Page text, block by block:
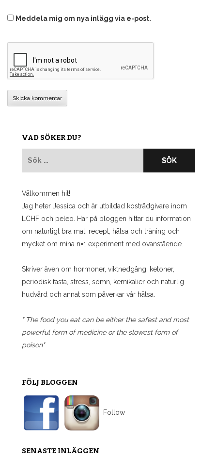
Meddela mig om nya inlägg via e-post.
VAD SÖKER DU?
Välkommen hit!
Jag heter Jessica och är utbildad kostrådgivare inom
LCHF och peleo. Här på bloggen hittar du information
om naturligt bra mat, recept, hälsa och träning och
mycket om mina n=1 experiment med ovanstående.
Skriver även om hormoner, viktnedgång, ketoner,
periodisk fasta, stress, sömn, kemikalier och naturlig
hudvård och annat som påverkar vår hälsa.
" The food you eat can be either the safest and most
powerful form of medicine or the slowest form of
poison"
FÖLJ BLOGGEN
Follow
SENASTE INLÄGGEN